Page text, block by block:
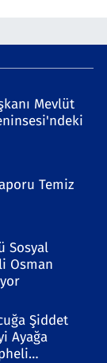
Mevlüt
Temiz
Sosyal
Osman
Şiddet
Ayağa